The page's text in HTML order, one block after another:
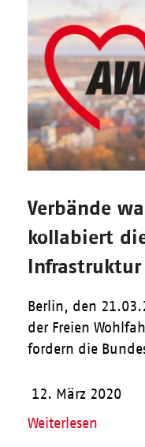
Verbände
kollabiert
Infrastruktur
Berlin, den
der Freien
fordern die
12. März 2020
Weiterlesen